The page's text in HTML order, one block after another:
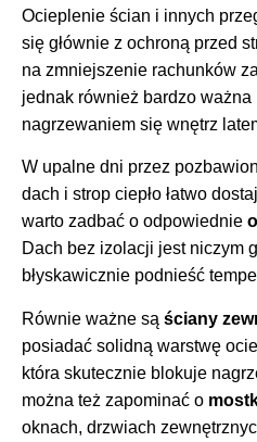
Ocieplenie ścian i innych
się głównie z ochroną przed
na zmniejszenie rachunków
jednak również bardzo
nagrzewaniem się wnętrz
W upalne dni przez
dach i strop ciepło łatwo
warto zadbać o odpowiednie
Dach bez izolacji jest niczym
błyskawicznie podnieść
Równie ważne są ściany
posiadać solidną warstwę
która skutecznie blokuje
można też zapominać o
oknach, drzwiach